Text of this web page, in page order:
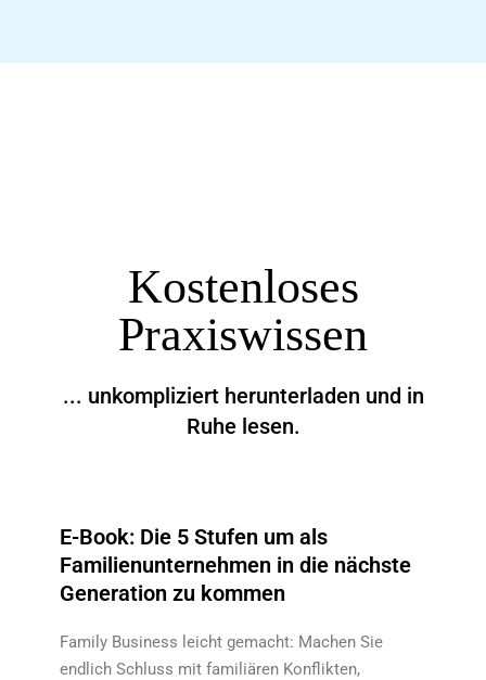
Kostenloses
Praxiswissen
... unkompliziert herunterladen und in
Ruhe lesen.
E-Book: Die 5 Stufen um als
Familienunternehmen in die nächste
Generation zu kommen
Family Business leicht gemacht: Machen Sie
endlich Schluss mit familiären Konflikten,